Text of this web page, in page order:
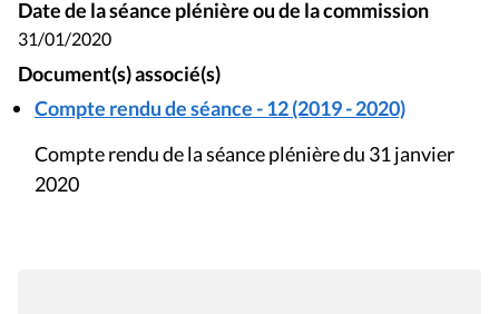
Date de la séance plénière ou de la commission
31/01/2020
Document(s) associé(s)
Compte rendu de séance - 12 (2019 - 2020)
Compte rendu de la séance plénière du 31 janvier
2020